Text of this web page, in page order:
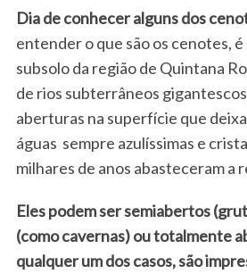
Dia de conhecer alguns dos
entender o que são os cenotes,
subsolo da região de Quintana
de rios subterrâneos
aberturas na superfície que
águas sempre azulíssimas e
milhares de anos abasteceram a
Eles podem ser semiabertos
(como cavernas) ou totalmente
qualquer um dos casos, são